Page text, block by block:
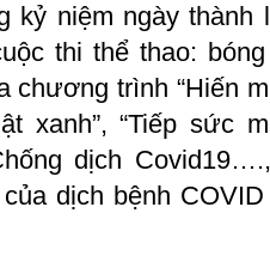
kỷ niệm ngày
thi thể thao:
trình “Hiến
xanh”, “Tiếp sức
dịch
dịch bệnh